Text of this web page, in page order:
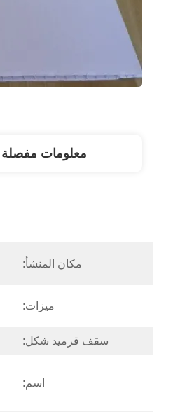
معلومات مفصلة
مكان المنشأ:
ميزات:
سقف قرميد شكل:
اسم: